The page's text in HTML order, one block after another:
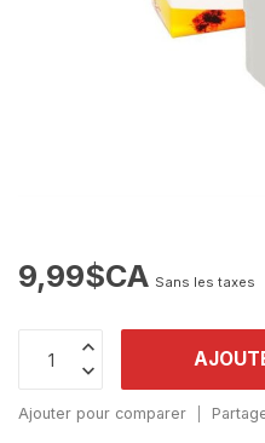
9,99$CA Sans les taxes
Ajouter pour comparer